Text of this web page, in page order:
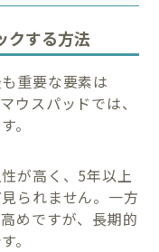
クする方法
重要な要素は
ウスパッドでは、
。
が高く、5年以上
られません。一方
めですが、長期的
。